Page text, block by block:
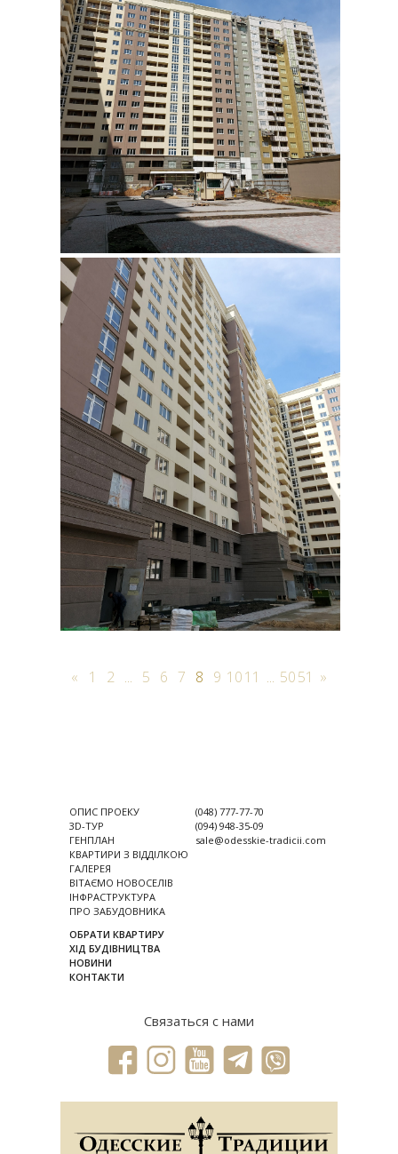
« 1 2 ... 5 6 7 8 9 1011 ... 5051 »
ОПИС ПРОЕКУ
3D-ТУР
ГЕНПЛАН
КВАРТИРИ З ВІДДІЛКОЮ
ГАЛЕРЕЯ
ВІТАЄМО НОВОСЕЛІВ
ІНФРАСТРУКТУРА
ПРО ЗАБУДОВНИКА
ОБРАТИ КВАРТИРУ
ХІД БУДІВНИЦТВА
НОВИНИ
КОНТАКТИ
(048) 777-77-70
(094) 948-35-09
sale@odesskie-tradicii.com
Связаться с нами